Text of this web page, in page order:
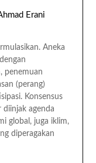
Erani
Aneka
penemuan
(perang)
Konsensus
agenda
global, juga iklim,
diperagakan